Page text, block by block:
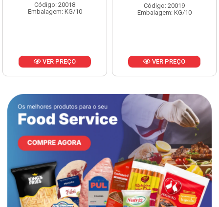
Código: 20019
Embalagem: KG/10
VER PREÇO
Código: 20161
Embalagem: KG/10
VER PREÇO